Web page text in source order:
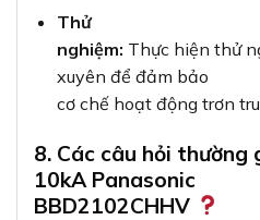
Thử
nghiệm: Thực hiện thử
xuyên để đảm bảo
cơ chế hoạt động trơn tru.
8. Các câu hỏi thường
10kA Panasonic
BBD2102CHHV